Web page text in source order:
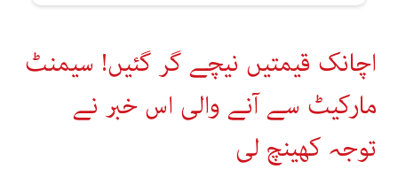
اچانک قیمتیں نیچے گر گئیں! سیمنٹ
مارکیٹ سے آنے والی اس خبر نے
توجہ کھینچ لی